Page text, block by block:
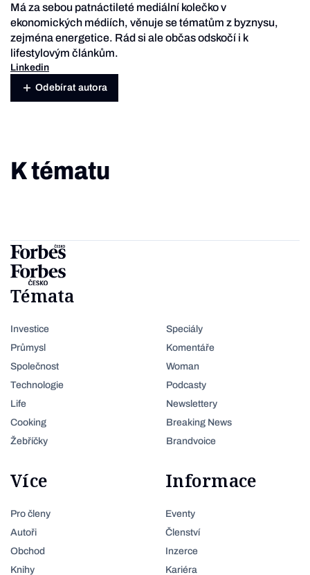
Má za sebou patnáctileté mediální kolečko v
ekonomických médiích, věnuje se tématům z byznysu,
zejména energetice. Rád si ale občas odskočí i k
lifestylovým článkům.
Linkedin
Odebírat autora
K tématu
Témata
Investice
Průmysl
Společnost
Technologie
Life
Cooking
Žebříčky
Speciály
Komentáře
Woman
Podcasty
Newslettery
Breaking News
Brandvoice
Více
Pro členy
Autoři
Obchod
Knihy
Informace
Eventy
Členství
Inzerce
Kariéra